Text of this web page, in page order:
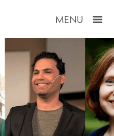
MENU